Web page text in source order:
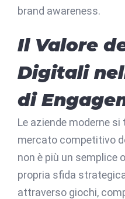
brand awareness.
Il Valore
Digitali
di
Le aziende moderne
mercato competitivo
non è più un semplice
propria sfida
attraverso giochi,